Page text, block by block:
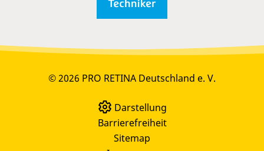
© 2026 PRO RETINA Deutschland e. V.
Darstellung
Barrierefreiheit
Sitemap